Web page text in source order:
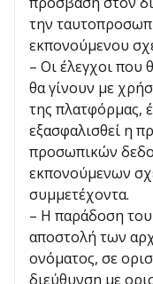
την
εκπονούμενου
– Οι έλεγχοι που
θα γίνουν με
της πλατφόρμας,
εξασφαλισθεί η
προσωπικών
εκπονούμενων
συμμετέχοντα.
– Η παράδοση του
αποστολή των
ονόματος, σε
διεύθυνση με